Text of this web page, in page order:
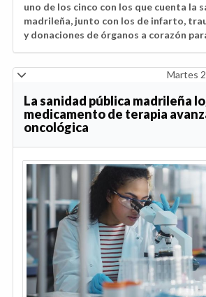
uno de los cinco con los que cuenta la
madrileña, junto con los de infarto,
y donaciones de órganos a corazón
Martes
La sanidad pública madrileña
medicamento de terapia
oncológica